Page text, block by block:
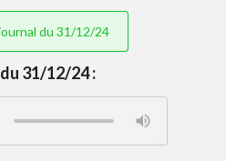
du 31/12/24
31/12/24 :